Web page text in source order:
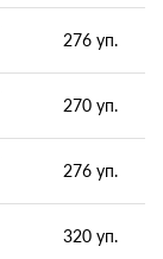
276 уп.
270 уп.
276 уп.
320 уп.